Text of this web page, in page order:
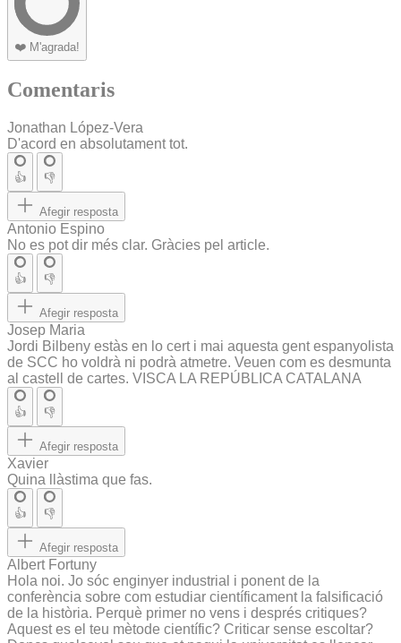
❤️ M'agrada!
Comentaris
Jonathan López-Vera
D'acord en absolutament tot.
👍 👎
Afegir resposta
Antonio Espino
No es pot dir més clar. Gràcies pel article.
👍 👎
Afegir resposta
Josep Maria
Jordi Bilbeny estàs en lo cert i mai aquesta gent espanyolista
de SCC ho voldrà ni podrà atmetre. Veuen com es desmunta
al castell de cartes. VISCA LA REPÚBLICA CATALANA
👍 👎
Afegir resposta
Xavier
Quina llàstima que fas.
👍 👎
Afegir resposta
Albert Fortuny
Hola noi. Jo sóc enginyer industrial i ponent de la
conferència sobre com estudiar científicament la falsificació
de la història. Perquè primer no vens i després critiques?
Aquest es el teu mètode científic? Criticar sense escoltar?